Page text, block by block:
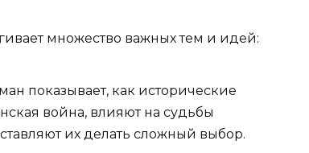
множество важных тем и идей:
показывает, как исторические
война, влияют на судьбы
их делать сложный выбор.